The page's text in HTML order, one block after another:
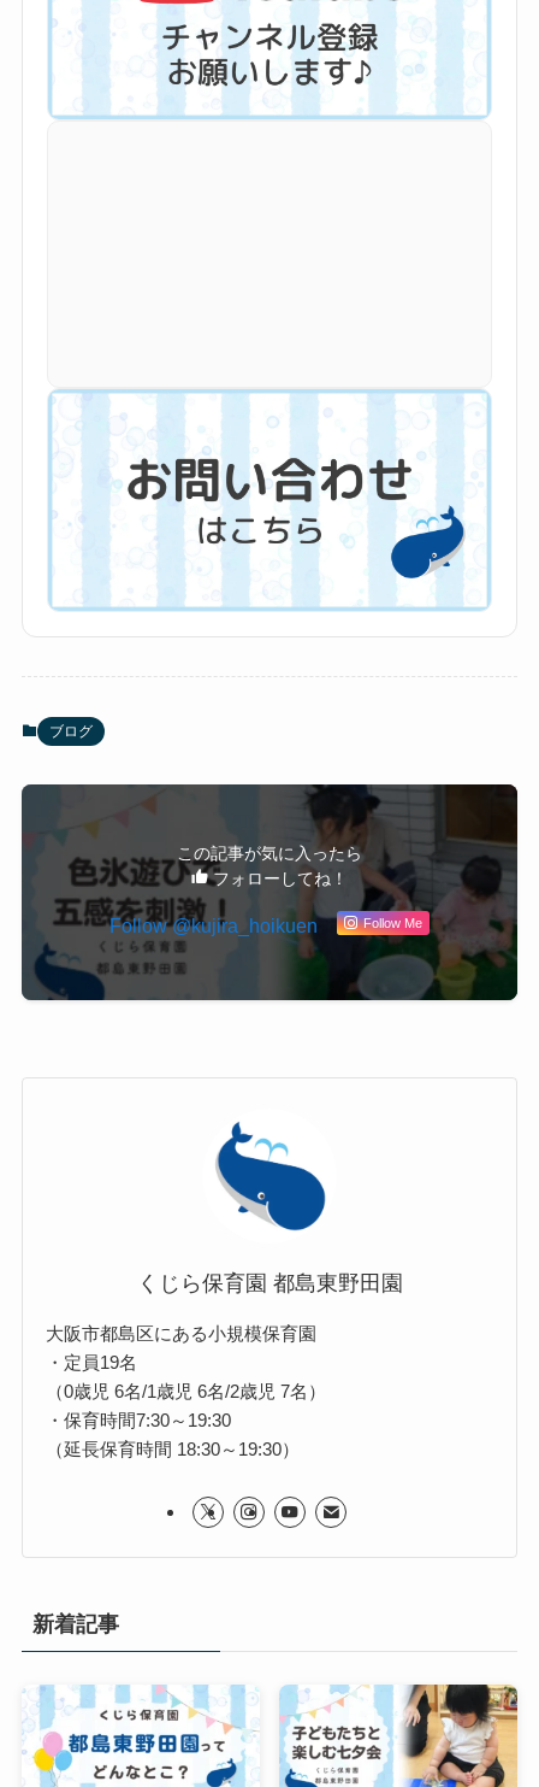
ブログ
この記事が気に入ったら
フォローしてね！
Follow @kujira_hoikuen Follow Me
くじら保育園 都島東野田園
大阪市都島区にある小規模保育園
・定員19名
（0歳児 6名/1歳児 6名/2歳児 7名）
・保育時間7:30～19:30
（延長保育時間 18:30～19:30）
新着記事